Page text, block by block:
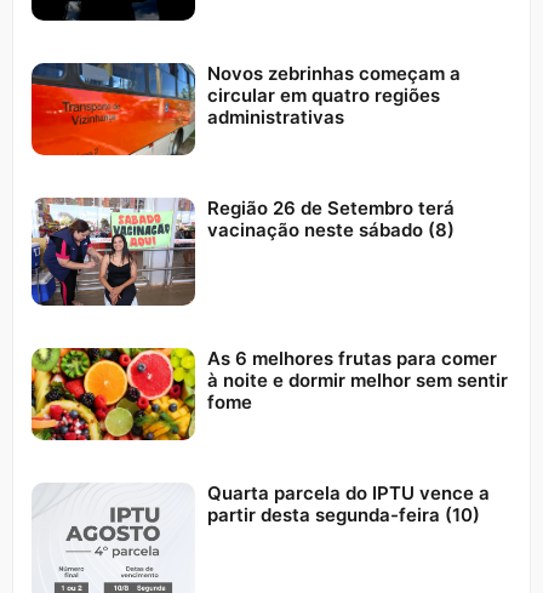
Novos zebrinhas começam a
circular em quatro regiões
administrativas
Região 26 de Setembro terá
vacinação neste sábado (8)
As 6 melhores frutas para comer
à noite e dormir melhor sem sentir
fome
Quarta parcela do IPTU vence a
partir desta segunda-feira (10)